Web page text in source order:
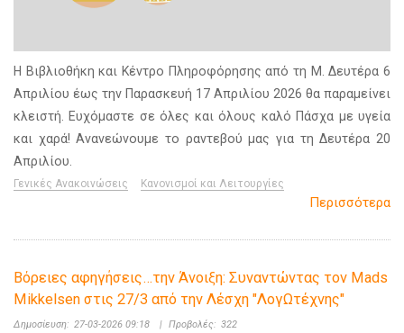
Η Βιβλιοθήκη και Κέντρο Πληροφόρησης από τη Μ. Δευτέρα 6
Απριλίου έως την Παρασκευή 17 Απριλίου 2026 θα παραμείνει
κλειστή. Ευχόμαστε σε όλες και όλους καλό Πάσχα με υγεία
και χαρά! Ανανεώνουμε το ραντεβού μας για τη Δευτέρα 20
Απριλίου.
Γενικές Ανακοινώσεις Κανονισμοί και Λειτουργίες
Περισσότερα
Βόρειες αφηγήσεις…την Άνοιξη: Συναντώντας τον Mads
Mikkelsen στις 27/3 από την Λέσχη "ΛογΩτέχνης"
Δημοσίευση: 27-03-2026 09:18 | Προβολές: 322